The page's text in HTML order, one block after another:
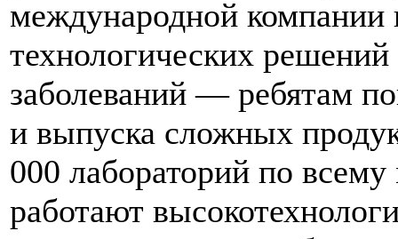
международной компании
технологических
заболеваний — ребятам
и выпуска сложных
000 лабораторий по
работают